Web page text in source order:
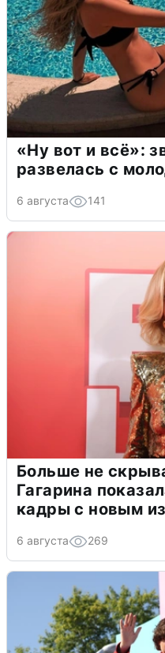
«Ну вот и всё»:
развелась с
6 августа 141
Больше не
Гагарина
кадры с новым
6 августа 269